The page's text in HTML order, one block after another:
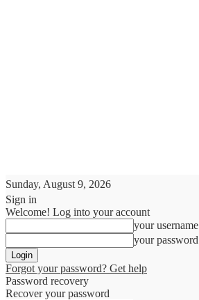
Sunday, August 9, 2026
Sign in
Welcome! Log into your account
your username
your password
Forgot your password? Get help
Password recovery
Recover your password